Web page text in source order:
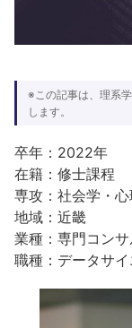
※この記事は、理系
します。
卒年：2022年
在籍：修士課程
専攻：社会学・
地域：近畿
業種：専門コンサ
職種：データサ